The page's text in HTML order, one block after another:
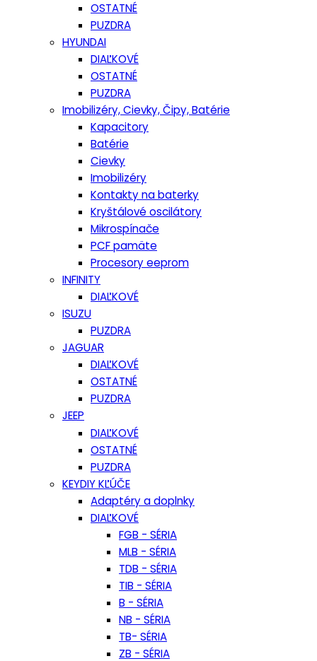
OSTATNÉ
PUZDRA
HYUNDAI
DIAĽKOVÉ
OSTATNÉ
PUZDRA
Imobilizéry, Cievky, Čipy, Batérie
Kapacitory
Batérie
Cievky
Imobilizéry
Kontakty na baterky
Kryštálové oscilátory
Mikrospínače
PCF pamäte
Procesory eeprom
INFINITY
DIAĽKOVÉ
ISUZU
PUZDRA
JAGUAR
DIAĽKOVÉ
OSTATNÉ
PUZDRA
JEEP
DIAĽKOVÉ
OSTATNÉ
PUZDRA
KEYDIY KĽÚČE
Adaptéry a doplnky
DIAĽKOVÉ
FGB - SÉRIA
MLB - SÉRIA
TDB - SÉRIA
TIB - SÉRIA
B - SÉRIA
NB - SÉRIA
TB- SÉRIA
ZB - SÉRIA